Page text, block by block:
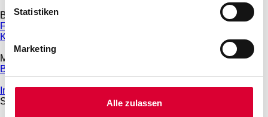
Statistiken
Marketing
Alle zulassen
Bäder
Freibad & Familienbad
Kinderangebote
Mobilität
Busverkehr in Dachau
Internet und Telefon
Service & Beratung